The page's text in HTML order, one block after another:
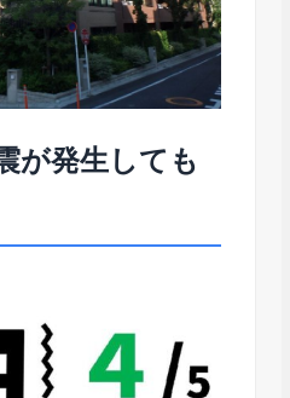
が発生しても